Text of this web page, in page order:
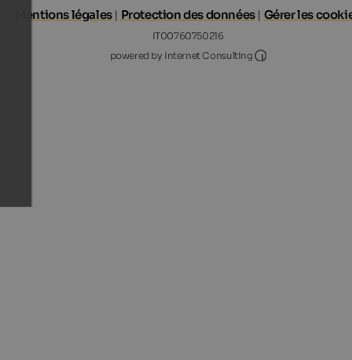
Mentions légales| Protection des données| Gérer les
IT00760750216
powered by Internet Consulting
Internet